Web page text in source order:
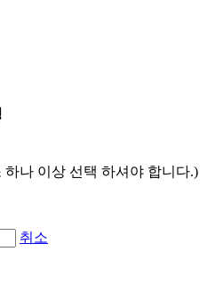
나 이상 선택 하셔야 합니다.)
취소